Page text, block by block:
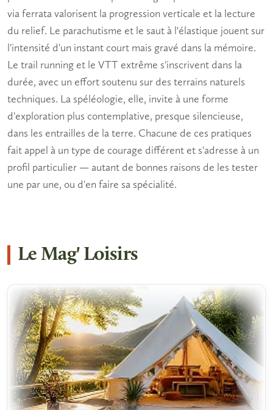
via ferrata valorisent la progression verticale et la lecture
du relief. Le parachutisme et le saut à l'élastique jouent sur
l'intensité d'un instant court mais gravé dans la mémoire.
Le trail running et le VTT extrême s'inscrivent dans la
durée, avec un effort soutenu sur des terrains naturels
techniques. La spéléologie, elle, invite à une forme
d'exploration plus contemplative, presque silencieuse,
dans les entrailles de la terre. Chacune de ces pratiques
fait appel à un type de courage différent et s'adresse à un
profil particulier — autant de bonnes raisons de les tester
une par une, ou d'en faire sa spécialité.
Le Mag' Loisirs